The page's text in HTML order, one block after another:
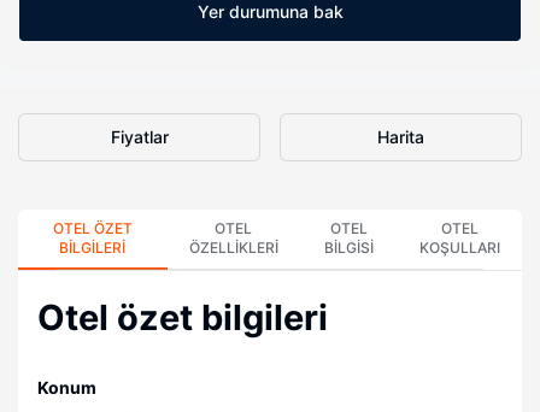
Yer durumuna bak
Fiyatlar Harita
OTEL ÖZET
BILGILERI
OTEL
ÖZELLIKLERI
OTEL
BILGISI
OTEL
KOŞULLARI
Otel özet bilgileri
Konum